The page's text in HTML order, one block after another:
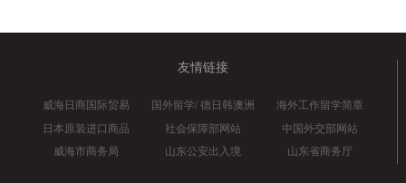
友情链接
威海日商国际贸易 国外留学/ 德日韩澳洲
海外工作留学简章
日本原装进口商品
社会保障部网站
中国外交部网站
威海市商务局
山东公安出入境 山东省商务厅